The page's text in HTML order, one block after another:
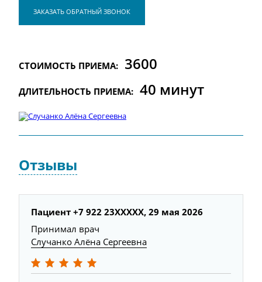
ЗАКАЗАТЬ ОБРАТНЫЙ ЗВОНОК
СТОИМОСТЬ ПРИЕМА: 3600
ДЛИТЕЛЬНОСТЬ ПРИЕМА: 40 минут
Отзывы
Пациент +7 922 23XXXXX, 29 мая 2026
Принимал врач
Случанко Алёна Сергеевна